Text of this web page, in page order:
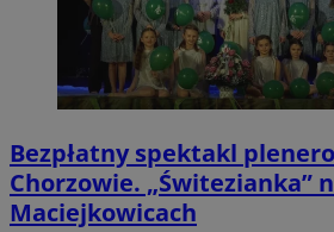
Bezpłatny spektakl
Chorzowie. „Świtezianka”
Maciejkowicach